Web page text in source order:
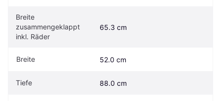
Breite
zusammengeklappt
inkl. Räder
65.3 cm
Breite 52.0 cm
Tiefe 88.0 cm